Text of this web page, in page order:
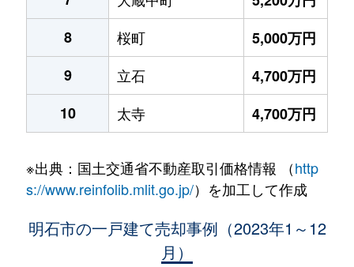
8
桜町
5,000万円
9
立石
4,700万円
10
太寺 4,700万円
※出典：国土交通省不動産取引価格情報 （http
s://www.reinfolib.mlit.go.jp/）を加工して作成
明石市の一戸建て売却事例（2023年1～12
月）